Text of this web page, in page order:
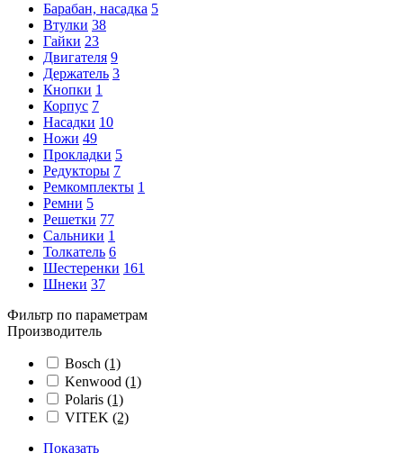
Барабан, насадка 5
Втулки 38
Гайки 23
Двигателя 9
Держатель 3
Кнопки 1
Корпус 7
Насадки 10
Ножи 49
Прокладки 5
Редукторы 7
Ремкомплекты 1
Ремни 5
Решетки 77
Сальники 1
Толкатель 6
Шестеренки 161
Шнеки 37
Фильтр по параметрам
Производитель
Bosch (1)
Kenwood (1)
Polaris (1)
VITEK (2)
Показать